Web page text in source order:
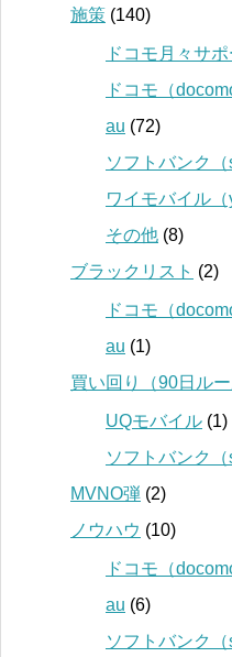
施策 (140)
ドコモ月々サポ
ドコモ（
au (72)
ソフトバンク（
ワイモバイル（
その他 (8)
ブラックリスト (2)
ドコモ（
au (1)
買い回り（90日ルー
UQモバイル (1)
ソフトバンク（
MVNO弾 (2)
ノウハウ (10)
ドコモ（
au (6)
ソフトバンク（